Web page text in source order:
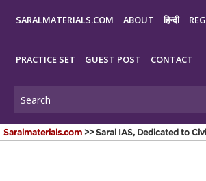
SARALMATERIALS.COM ABOUT हिन्दी
PRACTICE SET GUEST POST CONTACT
Saralmaterials.com >> Saral IAS, Dedicated to